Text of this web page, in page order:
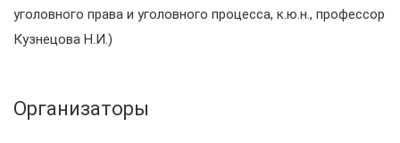
уголовного права и уголовного процесса, к.ю.н., профессор
Кузнецова Н.И.)
Организаторы